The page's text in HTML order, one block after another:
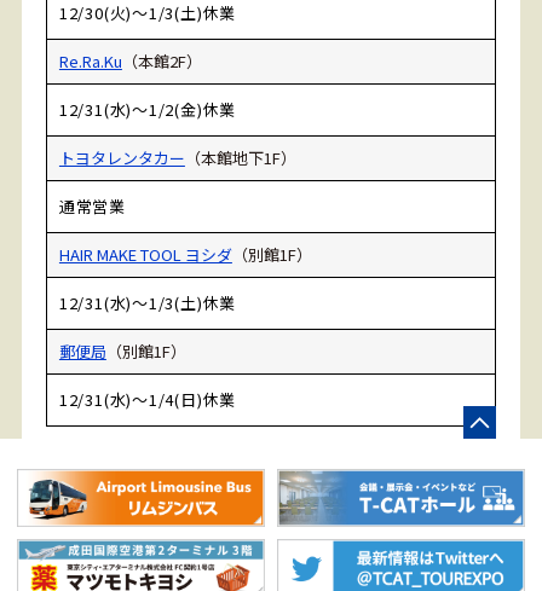
12/30(火)～1/3(土)休業
Re.Ra.Ku （本館2F）
12/31(水)～1/2(金)休業
トヨタレンタカー （本館地下1F）
通常営業
HAIR MAKE TOOL ヨシダ（別館1F）
12/31(水)～1/3(土)休業
郵便局 （別館1F）
12/31(水)～1/4(日)休業